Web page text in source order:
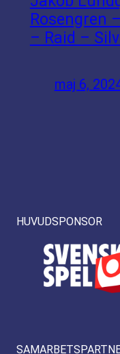
Rosengren
– Raid –
maj 6,
HUVUDSPONSOR